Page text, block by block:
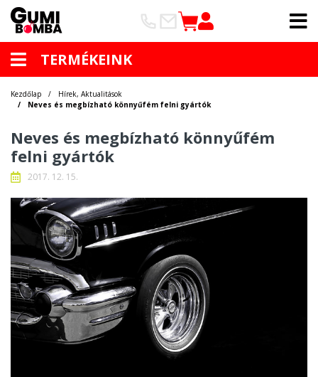
TERMÉKEINK
Kezdőlap
Hírek, Aktualitások
Neves és megbízható könnyűfém felni gyártók
Neves és megbízható könnyűfém
felni gyártók
2017. 12. 15.